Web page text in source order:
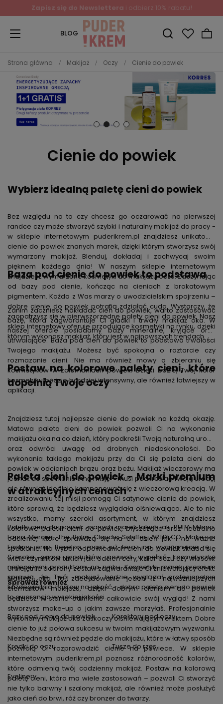
Zapisz się do Newslettera i odbierz 10% rabatu!
BLOG
Strona główna Makijaż Oczy Cienie do powiek
Cienie do powiek
Wybierz idealną paletę cieni do powiek
Bez względu na to czy chcesz go oczarować na pierwszej
randce czy może stworzyć szybki i naturalny makijaż do pracy -
w sklepie internetowym puderikrem.pl znajdziesz unikatowe
cienie do powiek znanych marek, dzięki którym stworzysz swój
wymarzony makijaż. Blenduj, dokładaj i zachwycaj swoim
pięknem każdego dnia! W naszym sklepie internetowym
znajdziesz wymarzone kosmetyki do makijażu oczu. Zaczynając
od bazy pod cienie, kończąc na cieniach z brokatowym
pigmentem. Każda z Was marzy o uwodzicielskim spojrzeniu –
dobre cienie do powiek potrafią zdziałać cuda. Wystarczy, że
zaopatrzysz się w pierwszorzędne palety cieni do powiek. Nasz
sklep internetowy oferuje przodujące kosmetyki na rynku, dzięki
którym wykonasz makijaż, który jest w najnowszych trendach.
Baza pod cienie do powiek to podstawa
Zanim zaczniesz nakładać cień do powiek, warto zastosować
bazę, która zagwarantuje Ci gładki i trwały makijaż oka. W
naszej ofercie posiadamy bazy mineralne, kryjące oraz
utrwalające. Baza pod cień do powiek to podstawa trwałości
Twojego makijażu. Możesz być spokojna o roztarcie czy
rozmazanie cieni. Nie ma również mowy o zbieraniu się
kosmetyków w załamaniach powiek. Dzięki bazie, Twój kolor
kosmetyku będzie bardziej intensywny, ale również łatwiejszy w
aplikacji.
Postaw na kolorowe palety cieni, które
dopełnią Twoje oczy
Znajdziesz tutaj najlepsze cienie do powiek na każdą okazję.
Matowa paleta cieni do powiek pozwoli Ci na wykonanie
makijażu oka na co dzień, który podkreśli Twoją naturalną urodę
oraz odwróci uwagę od drobnych niedoskonałości. Do
wykonania takiego makijażu przy da Ci się paleta cieni do
powiek w odcieniach brązu oraz beżu. Makijaż wieczorowy ma
jednak do spełnienia inną misję – musi podkreślać Twoją urodę,
ale również idealnie komponować się z wieczorową kreacją. W
zrealizowaniu tej misji pomogą Ci satynowe cienie do powiek,
które sprawią, że będziesz wyglądała olśniewająco. Ale to nie
wszystko, mamy szeroki asortyment, w którym znajdziesz
kolorowe paletki cieni do powiek, błyszczące oraz neutralne
odcienie, które sprawdzą się na co dzień jak i na ważne
spotkanie. Na wybór odpowiednich cieni do powiek składa się
wiele czynników takich jak: odcień cery, kolor oczu czy włosów.
Umiejętnie dobrany zestaw zagwarantuje Ci zniewalający efekt.
Makijaż oka to zdecydowanie jeden z najważniejszych
elementów makijażu, dzięki dobrym cieniom do powiek
będziesz w stanie odmienić całkowicie swój wygląd! Z nami
stworzysz make-up o jakim zawsze marzyłaś. Profesjonalnie
wykonany makijaż oka zaskoczy olśniewającym efektem. Dobre
cienie to już połowa sukcesu w twoim makijażowym wyzwaniu.
Niezbędne są również pędzle do makijażu, które w łatwy sposób
pozwolą Ci rozprowadzić cienie na powiece. W sklepie
internetowym puderikrem.pl poznasz różnorodność kolorów,
które odmienią twój codzienny makijaż. Postaw na kolorową
paletę cieni, która ma wiele zastosowań – pozwoli Ci stworzyć
nie tylko barwny i szalony makijaż, ale również może posłużyć
jako cień do brwi, róż czy bronzer do twarzy.
Paleta cieni do powiek - Marki premium
w atrakcyjnych cenach
Paletki cieni do powiek znanych marek takich jak: PUPA Milano,
Laura Mercier, The Balm, Claudia Schiffer, ARTDECO,Make up
Factoryoraz Revelon, masz już teraz na wyciągnięcie ręki.
Szeroka gama produktów pozwoli wypełnić kosmetyczkę
najlepszymi produktami na rynku. Kosmetyki marek premium
sprawią, że Twój makijaż będzie wyglądał profesjonalnie
każdego dnia. Postaw na jakość – dobra paleta cieni do powiek
to gwarancja wysokiej jakości.
Sprawdź również
Bazy pod cienie do powiek Korektory pod oczy
Kredki do oczu Tusze do rzęs
Eyelinery